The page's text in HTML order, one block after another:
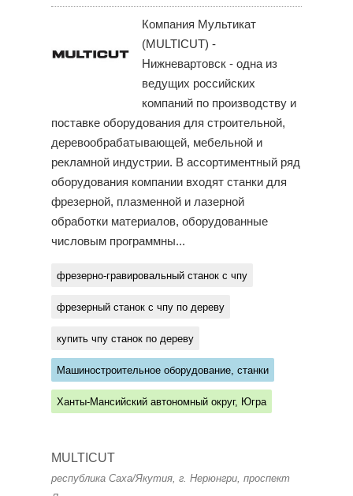
Компания Мультикат
(MULTICUT) -
Нижневартовск - одна из
ведущих российских
компаний по производству и
поставке оборудования для строительной,
деревообрабатывающей, мебельной и
рекламной индустрии. В ассортиментный ряд
оборудования компании входят станки для
фрезерной, плазменной и лазерной
обработки материалов, оборудованные
числовым программны...
фрезерно-гравировальный станок с чпу
фрезерный станок с чпу по дереву
купить чпу станок по дереву
Машиностроительное оборудование, станки
Ханты-Мансийский автономный округ, Югра
MULTICUT
республика Саха/Якутия, г. Нерюнгри, проспект